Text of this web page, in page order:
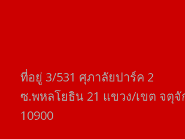
ที่อยู่​ 3/531​ ศุภาลัยปาร์ค​ 2
ซ.พหลโยธิน​ 21​ แขวง/เขต​ จตุจั
10900